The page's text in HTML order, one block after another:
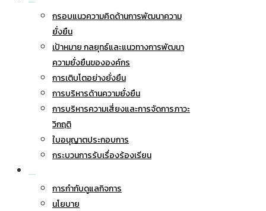
กรอบแนวความคิดด้านการพัฒนาความ
ยั่งยืน
เป้าหมาย กลยุทธ์และแนวทางการพัฒนา
ความยั่งยืนขององค์กร
การเติบโตอย่างยั่งยืน
การบริหารด้านความยั่งยืน
การบริหารความเสี่ยงและการจัดการภาวะ
วิกฤติ
ใบอนุญาตประกอบการ
กระบวนการรับเรื่องร้องเรียน
การกำกับดูแลกิจการ
นโยบาย